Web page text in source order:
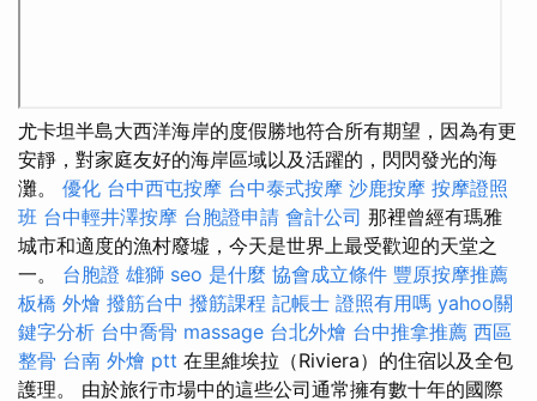
尤卡坦半島大西洋海岸的度假勝地符合所有期望，因為有更
安靜，對家庭友好的海岸區域以及活躍的，閃閃發光的海
灘。 優化 台中西屯按摩 台中泰式按摩 沙鹿按摩 按摩證照
班 台中輕井澤按摩 台胞證申請 會計公司 那裡曾經有瑪雅
城市和適度的漁村廢墟，今天是世界上最受歡迎的天堂之
一。 台胞證 雄獅 seo 是什麼 協會成立條件 豐原按摩推薦
板橋 外燴 撥筋台中 撥筋課程 記帳士 證照有用嗎 yahoo關
鍵字分析 台中喬骨 massage 台北外燴 台中推拿推薦 西區
整骨 台南 外燴 ptt 在里維埃拉（Riviera）的住宿以及全包
護理。 由於旅行市場中的這些公司通常擁有數十年的國際